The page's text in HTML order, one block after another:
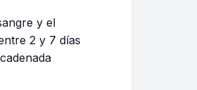
y el
2 y 7 días